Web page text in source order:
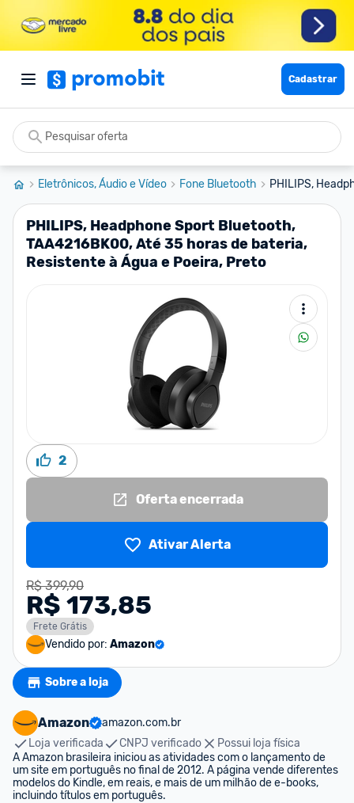
Cadastrar
Eletrônicos, Áudio e Vídeo Fone Bluetooth PHILIPS,
PHILIPS, Headphone Sport Bluetooth,
TAA4216BK00, Até 35 horas de bateria,
Resistente à Água e Poeira, Preto
2
Oferta encerrada
Ativar Alerta
R$ 399,90
R$ 173,85
Frete Grátis
Vendido por: Amazon
Sobre a loja
Amazon
amazon.com.br
Loja verificada
CNPJ verificado
Possui loja física
A Amazon brasileira iniciou as atividades com o lançamento de
um site em português no final de 2012. A página vende diferentes
modelos do Kindle, em reais, e mais de um milhão de e-books,
incluindo títulos em português.